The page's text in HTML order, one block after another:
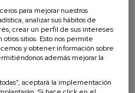
para mejorar nuestros
analizar sus hábitos de
crear un perfil de sus intereses
sitios. Esto nos permite
y obtener información sobre
además mejorar la
aceptará la implementación